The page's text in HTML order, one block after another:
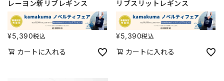
レーヨン新リブレギンス
¥5,390税込
カートに入れる
リブスリットレギンス
¥5,390税込
カートに入れる